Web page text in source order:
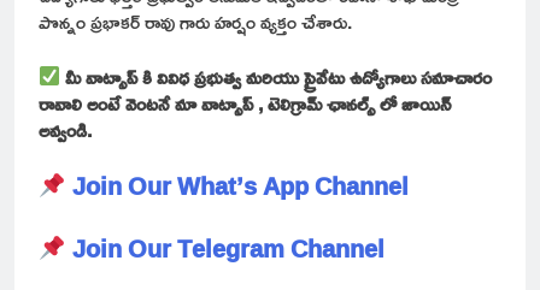
పొన్నం ప్రభాకర్ రావు గారు హర్షం వ్యక్తం చేశారు.
మీ వాట్సాప్ కి వివిధ ప్రభుత్వ మరియు ప్రైవేటు ఉద్యోగాలు సమాచారం
రావాలి అంటే వెంటనే మా వాట్సాప్ , టెలిగ్రామ్ ఛానల్స్ లో జాయిన్
అవ్వండి.
Join Our What’s App Channel
Join Our Telegram Channel